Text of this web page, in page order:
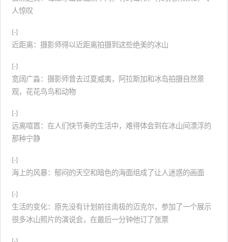
人惊叹
[-]
近距离：摄影师得以近距离拍摄到这些绝美的冰山
[-]
宽阔广淼：摄影师曾去过夏威夷，阿拉斯加和冰岛拍摄自然景
观，花花鸟鸟和动物
[-]
远离喧嚣：在人们快节奏的生活中，难得体会到在冰山间漂浮的
那种宁静
[-]
海上的风暴：郁闷的天空和暗色的海面组成了让人迷惑的画面
[-]
生活的变化：原先没有计划前往南极的迈克尔，参加了一个展示
很多冰山照片的演说会，在最后一分钟他订了张票